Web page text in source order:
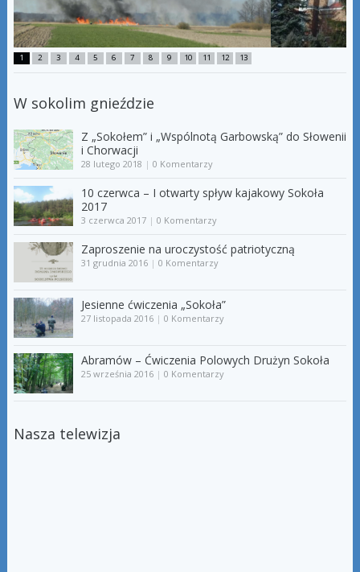
1 2 3 4 5 6 7 8 9 10 11 12 13
W sokolim gnieździe
Z „Sokołem” i „Wspólnotą Garbowską” do Słowenii
i Chorwacji
28 lutego 2018 | 0 Komentarzy
10 czerwca – I otwarty spływ kajakowy Sokoła
2017
3 czerwca 2017| 0 Komentarzy
Zaproszenie na uroczystość patriotyczną
31 grudnia 2016| 0 Komentarzy
Jesienne ćwiczenia „Sokoła”
27 listopada 2016| 0 Komentarzy
Abramów – Ćwiczenia Polowych Drużyn Sokoła
25 września 2016| 0 Komentarzy
Nasza telewizja